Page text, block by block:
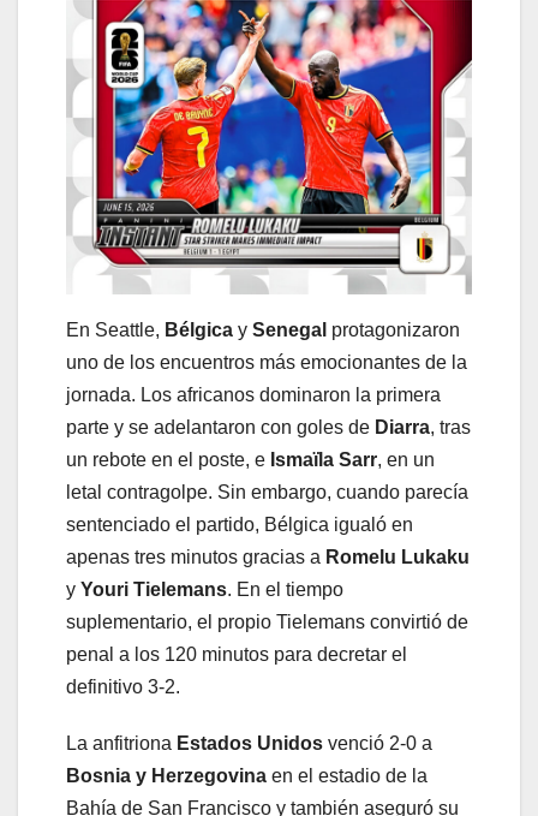
En Seattle, Bélgica y Senegal protagonizaron
uno de los encuentros más emocionantes de la
jornada. Los africanos dominaron la primera
parte y se adelantaron con goles de Diarra, tras
un rebote en el poste, e Ismaïla Sarr, en un
letal contragolpe. Sin embargo, cuando parecía
sentenciado el partido, Bélgica igualó en
apenas tres minutos gracias a Romelu Lukaku
y Youri Tielemans. En el tiempo
suplementario, el propio Tielemans convirtió de
penal a los 120 minutos para decretar el
definitivo 3-2.
La anfitriona Estados Unidos venció 2-0 a
Bosnia y Herzegovina en el estadio de la
Bahía de San Francisco y también aseguró su